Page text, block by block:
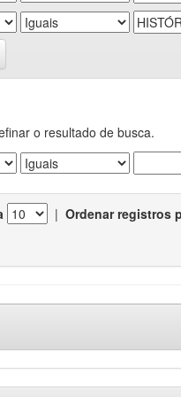
o resultado de busca.
| Ordenar registros